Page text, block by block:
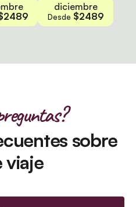
diciembre
Desde $2489
sobre
viaje